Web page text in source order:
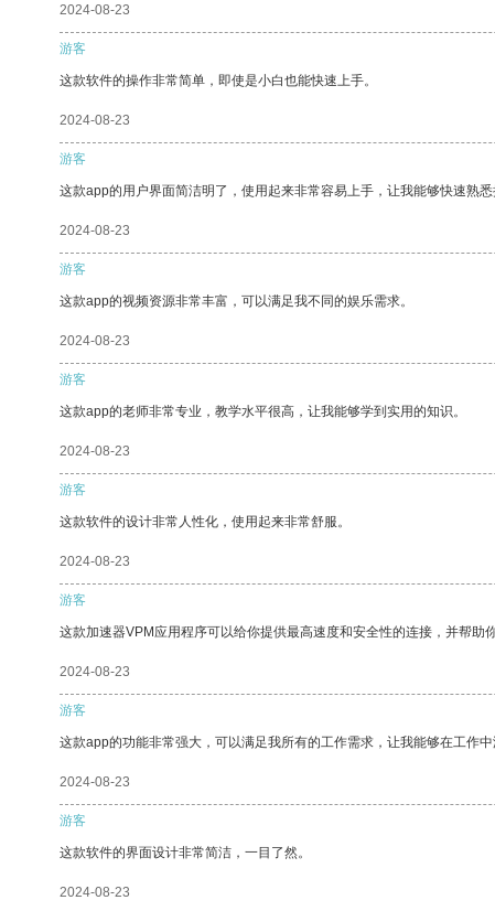
2024-08-23
游客
这款软件的操作非常简单，即使是小白也能快速上手。
2024-08-23
游客
这款app的用户界面简洁明了，使用起来非常容易上手，让我能够快速熟
2024-08-23
游客
这款app的视频资源非常丰富，可以满足我不同的娱乐需求。
2024-08-23
游客
这款app的老师非常专业，教学水平很高，让我能够学到实用的知识。
2024-08-23
游客
这款软件的设计非常人性化，使用起来非常舒服。
2024-08-23
游客
这款加速器VPM应用程序可以给你提供最高速度和安全性的连接，并帮助
2024-08-23
游客
这款app的功能非常强大，可以满足我所有的工作需求，让我能够在工作中
2024-08-23
游客
这款软件的界面设计非常简洁，一目了然。
2024-08-23